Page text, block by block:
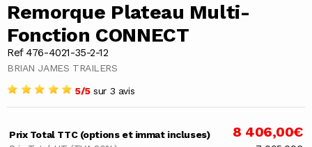
Remorque Plateau Multi-
Fonction CONNECT
Ref 476-4021-35-2-12
BRIAN JAMES TRAILERS
5/5sur 3 avis
Prix Total TTC (options et immat incluses) 8 406,00€